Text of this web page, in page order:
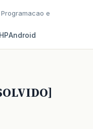
e
Android